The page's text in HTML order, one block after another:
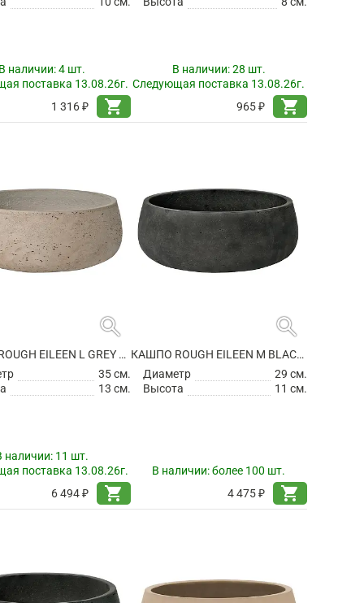
наличии:4 шт.
поставка 13.08.26г.
1 316 ₽
shopping_cart
В наличии:28 шт.
Следующая поставка 13.08.26г.
965 ₽
shopping_cart
search
КАШПО ROUGH EILEEN L GREY WASHED
35 см.
13 см.
наличии: 11 шт.
поставка 13.08.26г.
6 494 ₽
shopping_cart
search
КАШПО ROUGH EILEEN M BLACK WASHED
Диаметр
29 см.
Высота
11 см.
В наличии:более 100 шт.
4 475 ₽
shopping_cart